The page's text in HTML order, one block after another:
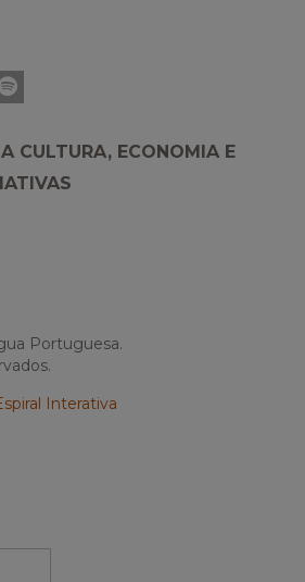
Spotify
CULTURA, ECONOMIA E
Portuguesa.
Interativa